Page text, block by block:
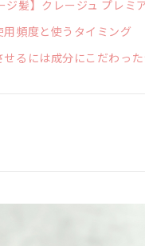
ジ髪】クレージュ プレミ
頻度と使うタイミング
るには成分にこだわっ